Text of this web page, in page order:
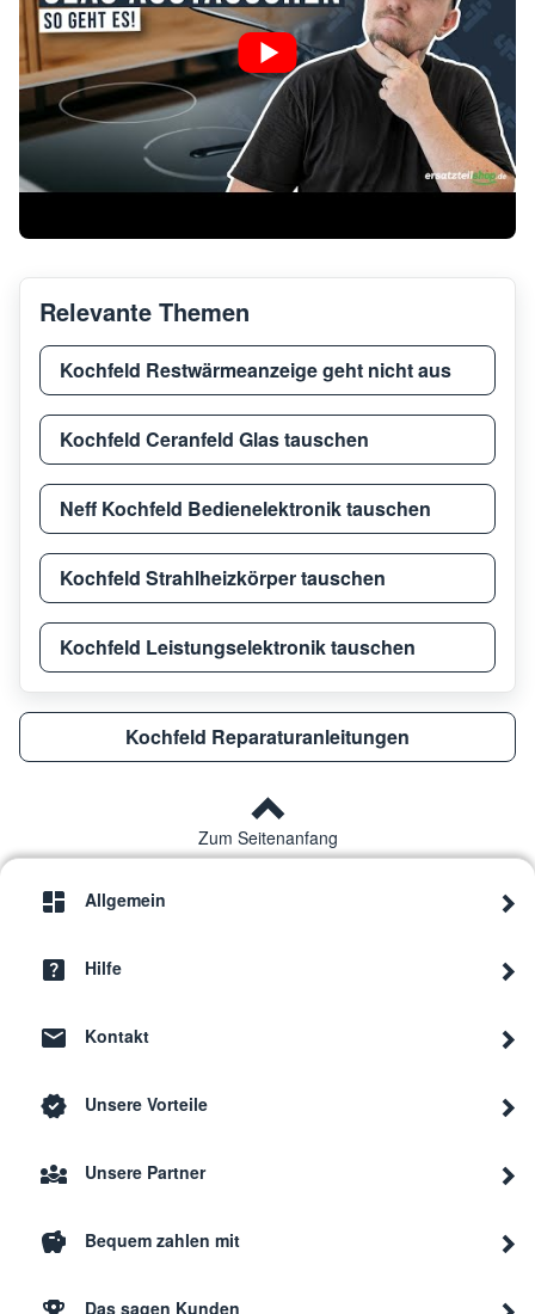
Amica KMC 13340 C 23385
Amica PBF4VQ245F PREMIERE 22617
KMI 13197 C 22983
Amica KMI 13292 E 23099
Amica BHCS38120030
Amica KMC 13282 E
Amica PG4ES11 PREMIERE 27453
Amica KMC 742 610 C 23452
Amica KMC 743 610 F 23449
Amica 23510
Amica 23496
Relevante Themen
Kochfeld Restwärmeanzeige geht nicht aus
Kochfeld Ceranfeld Glas tauschen
Neff Kochfeld Bedienelektronik tauschen
Kochfeld Strahlheizkörper tauschen
Kochfeld Leistungselektronik tauschen
Kochfeld Reparaturanleitungen
Zum Seitenanfang
Allgemein
Hilfe
Kontakt
Unsere Vorteile
Unsere Partner
Bequem zahlen mit
Das sagen Kunden